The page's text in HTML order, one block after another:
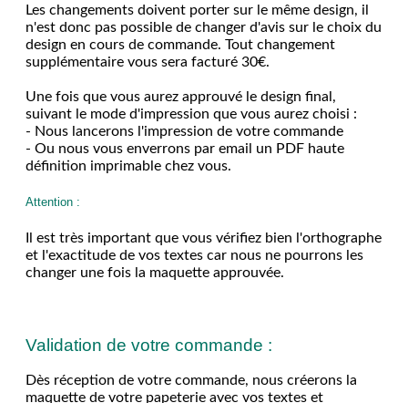
Les changements doivent porter sur le même design, il
n'est donc pas possible de changer d'avis sur le choix du
design en cours de commande. Tout changement
supplémentaire vous sera facturé 30€.
Une fois que vous aurez approuvé le design final,
suivant le mode d'impression que vous aurez choisi :
- Nous lancerons l'impression de votre commande
- Ou nous vous enverrons par email un PDF haute
définition imprimable chez vous.
Attention :
Il est très important que vous vérifiez bien l'orthographe
et l'exactitude de vos textes car nous ne pourrons les
changer une fois la maquette approuvée.
Validation de votre commande :
Dès réception de votre commande, nous créerons la
maquette de votre papeterie avec vos textes et